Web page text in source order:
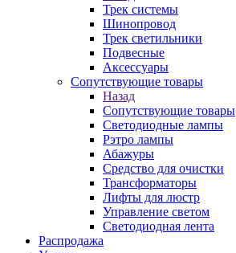
Трек системы
Шинопровод
Трек светильники
Подвесные
Аксессуары
Сопутствующие товары
Назад
Сопутствующие товары
Светодиодные лампы
Рэтро лампы
Абажуры
Средство для очистки
Трансформаторы
Лифты для люстр
Управление светом
Светодиодная лента
Распродажа